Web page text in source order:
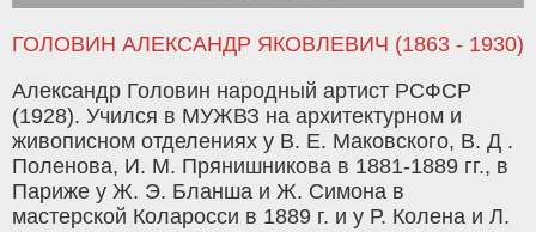
ГОЛОВИН АЛЕКСАНДР ЯКОВЛЕВИЧ (1863 - 1930)
Александр Головин народный артист РСФСР
(1928). Учился в МУЖВЗ на архитектурном и
живописном отделениях у В. Е. Маковского, В. Д .
Поленова, И. М. Прянишникова в 1881-1889 гг., в
Париже у Ж. Э. Бланша и Ж. Симона в
мастерской Коларосси в 1889 г. и у Р. Колена и Л.